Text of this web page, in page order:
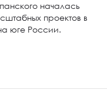
началась
проектов в
юге России.